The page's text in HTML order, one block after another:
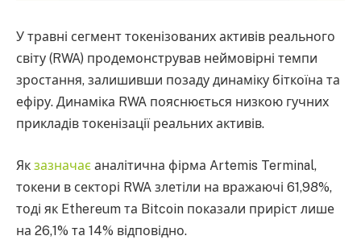
У травні сегмент токенізованих активів реального
світу (RWA) продемонстрував неймовірні темпи
зростання, залишивши позаду динаміку біткоїна та
ефіру. Динаміка RWA пояснюється низкою гучних
прикладів токенізації реальних активів.
Як зазначає аналітична фірма Artemis Terminal,
токени в секторі RWA злетіли на вражаючі 61,98%,
тоді як Ethereum та Bitcoin показали приріст лише
на 26,1% та 14% відповідно.